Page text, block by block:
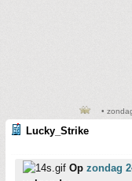
•
Lucky_Strike
Op zondag